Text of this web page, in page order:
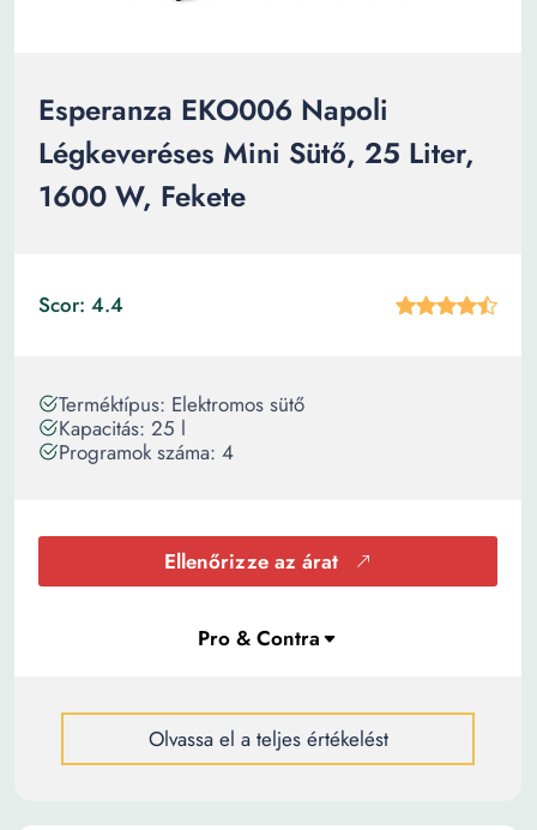
Esperanza EKO006 Napoli
Légkeveréses Mini Sütő, 25 Liter,
1600 W, Fekete
Scor: 4.4
Terméktípus: Elektromos sütő
Kapacitás: 25 l
Programok száma: 4
Ellenőrizze az árat
Olvassa el a teljes értékelést